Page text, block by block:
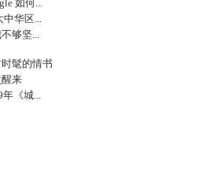
如何...
中华区...
够坚...
髦的情书
来
年《城...